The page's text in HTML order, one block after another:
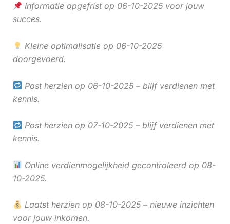
Informatie opgefrist op 06-10-2025 voor jouw
succes.
Kleine optimalisatie op 06-10-2025
doorgevoerd.
Post herzien op 06-10-2025 – blijf verdienen met
kennis.
Post herzien op 07-10-2025 – blijf verdienen met
kennis.
Online verdienmogelijkheid gecontroleerd op 08-
10-2025.
Laatst herzien op 08-10-2025 – nieuwe inzichten
voor jouw inkomen.